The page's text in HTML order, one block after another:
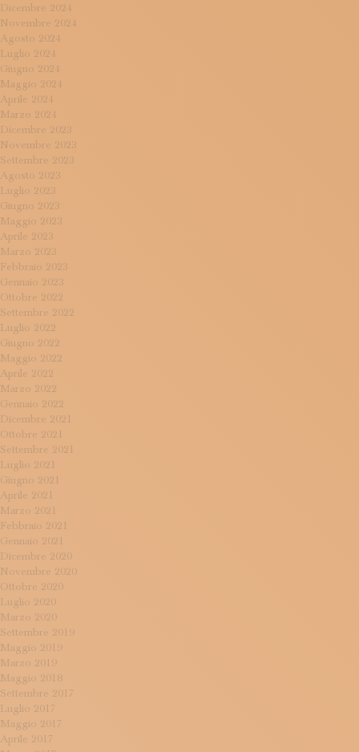
Dicembre 2024
Novembre 2024
Agosto 2024
Luglio 2024
Giugno 2024
Maggio 2024
Aprile 2024
Marzo 2024
Dicembre 2023
Novembre 2023
Settembre 2023
Agosto 2023
Luglio 2023
Giugno 2023
Maggio 2023
Aprile 2023
Marzo 2023
Febbraio 2023
Gennaio 2023
Ottobre 2022
Settembre 2022
Luglio 2022
Giugno 2022
Maggio 2022
Aprile 2022
Marzo 2022
Gennaio 2022
Dicembre 2021
Ottobre 2021
Settembre 2021
Luglio 2021
Giugno 2021
Aprile 2021
Marzo 2021
Febbraio 2021
Gennaio 2021
Dicembre 2020
Novembre 2020
Ottobre 2020
Luglio 2020
Marzo 2020
Settembre 2019
Maggio 2019
Marzo 2019
Maggio 2018
Settembre 2017
Luglio 2017
Maggio 2017
Aprile 2017